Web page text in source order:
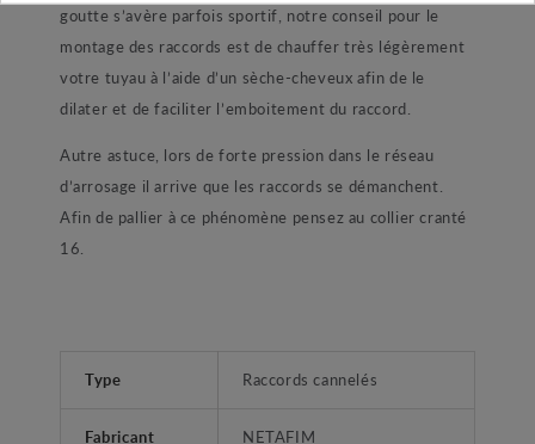
goutte s’avère parfois sportif, notre conseil pour le
montage des raccords est de chauffer très légèrement
votre tuyau à l’aide d’un sèche-cheveux afin de le
dilater et de faciliter l’emboitement du raccord.
Autre astuce, lors de forte pression dans le réseau
d’arrosage il arrive que les raccords se démanchent.
Afin de pallier à ce phénomène pensez au collier cranté
16.
Type Raccords cannelés
Fabricant NETAFIM